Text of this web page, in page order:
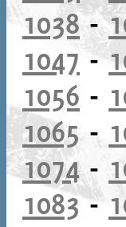
1038-
1047 -
1056 -
1065-
1074-
1083-